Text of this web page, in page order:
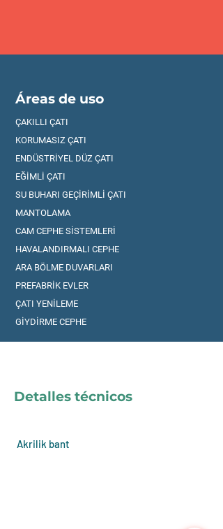
Áreas de uso
ÇAKILLI ÇATI
KORUMASIZ ÇATI
ENDÜSTRİYEL DÜZ ÇATI
EĞİMLİ ÇATI
SU BUHARI GEÇİRİMLİ ÇATI
MANTOLAMA
CAM CEPHE SİSTEMLERİ
HAVALANDIRMALI CEPHE
ARA BÖLME DUVARLARI
PREFABRİK EVLER
ÇATI YENİLEME
GİYDİRME CEPHE
Detalles técnicos
Akrilik bant